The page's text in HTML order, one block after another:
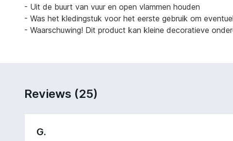
- Uit de buurt van vuur en open vlammen houden
- Was het kledingstuk voor het eerste gebruik om
- Waarschuwing! Dit product kan kleine decoratieve
Reviews (25)
G.